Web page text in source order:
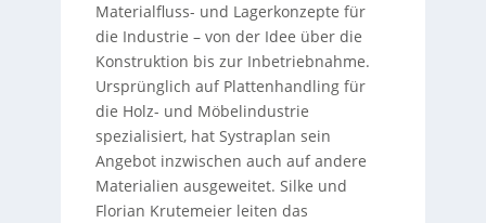
Materialfluss- und Lagerkonzepte für
die Industrie – von der Idee über die
Konstruktion bis zur Inbetriebnahme.
Ursprünglich auf Plattenhandling für
die Holz- und Möbelindustrie
spezialisiert, hat Systraplan sein
Angebot inzwischen auch auf andere
Materialien ausgeweitet. Silke und
Florian Krutemeier leiten das